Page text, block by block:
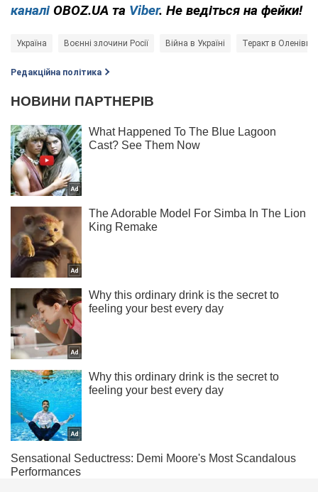
каналі OBOZ.UA та Viber. Не ведіться на фейки!
Україна Воєнні злочини Росії Війна в Україні Теракт в Оленівці
Редакційна політика